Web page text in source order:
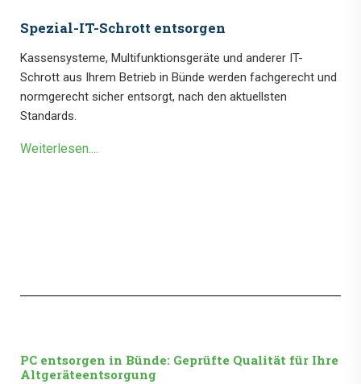
Spezial-IT-Schrott entsorgen
Kassensysteme, Multifunktionsgeräte und anderer IT-
Schrott aus Ihrem Betrieb in Bünde werden fachgerecht und
normgerecht sicher entsorgt, nach den aktuellsten
Standards.
Weiterlesen....
PC entsorgen in Bünde: Geprüfte Qualität für Ihre
Altgeräteentsorgung